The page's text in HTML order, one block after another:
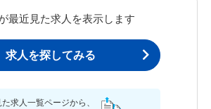
最近見た求人を表示します
求人を探してみる
求人一覧ページから、